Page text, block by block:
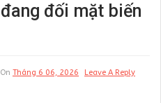
đối mặt biến
Tháng 6 06, 2026 Leave A Reply